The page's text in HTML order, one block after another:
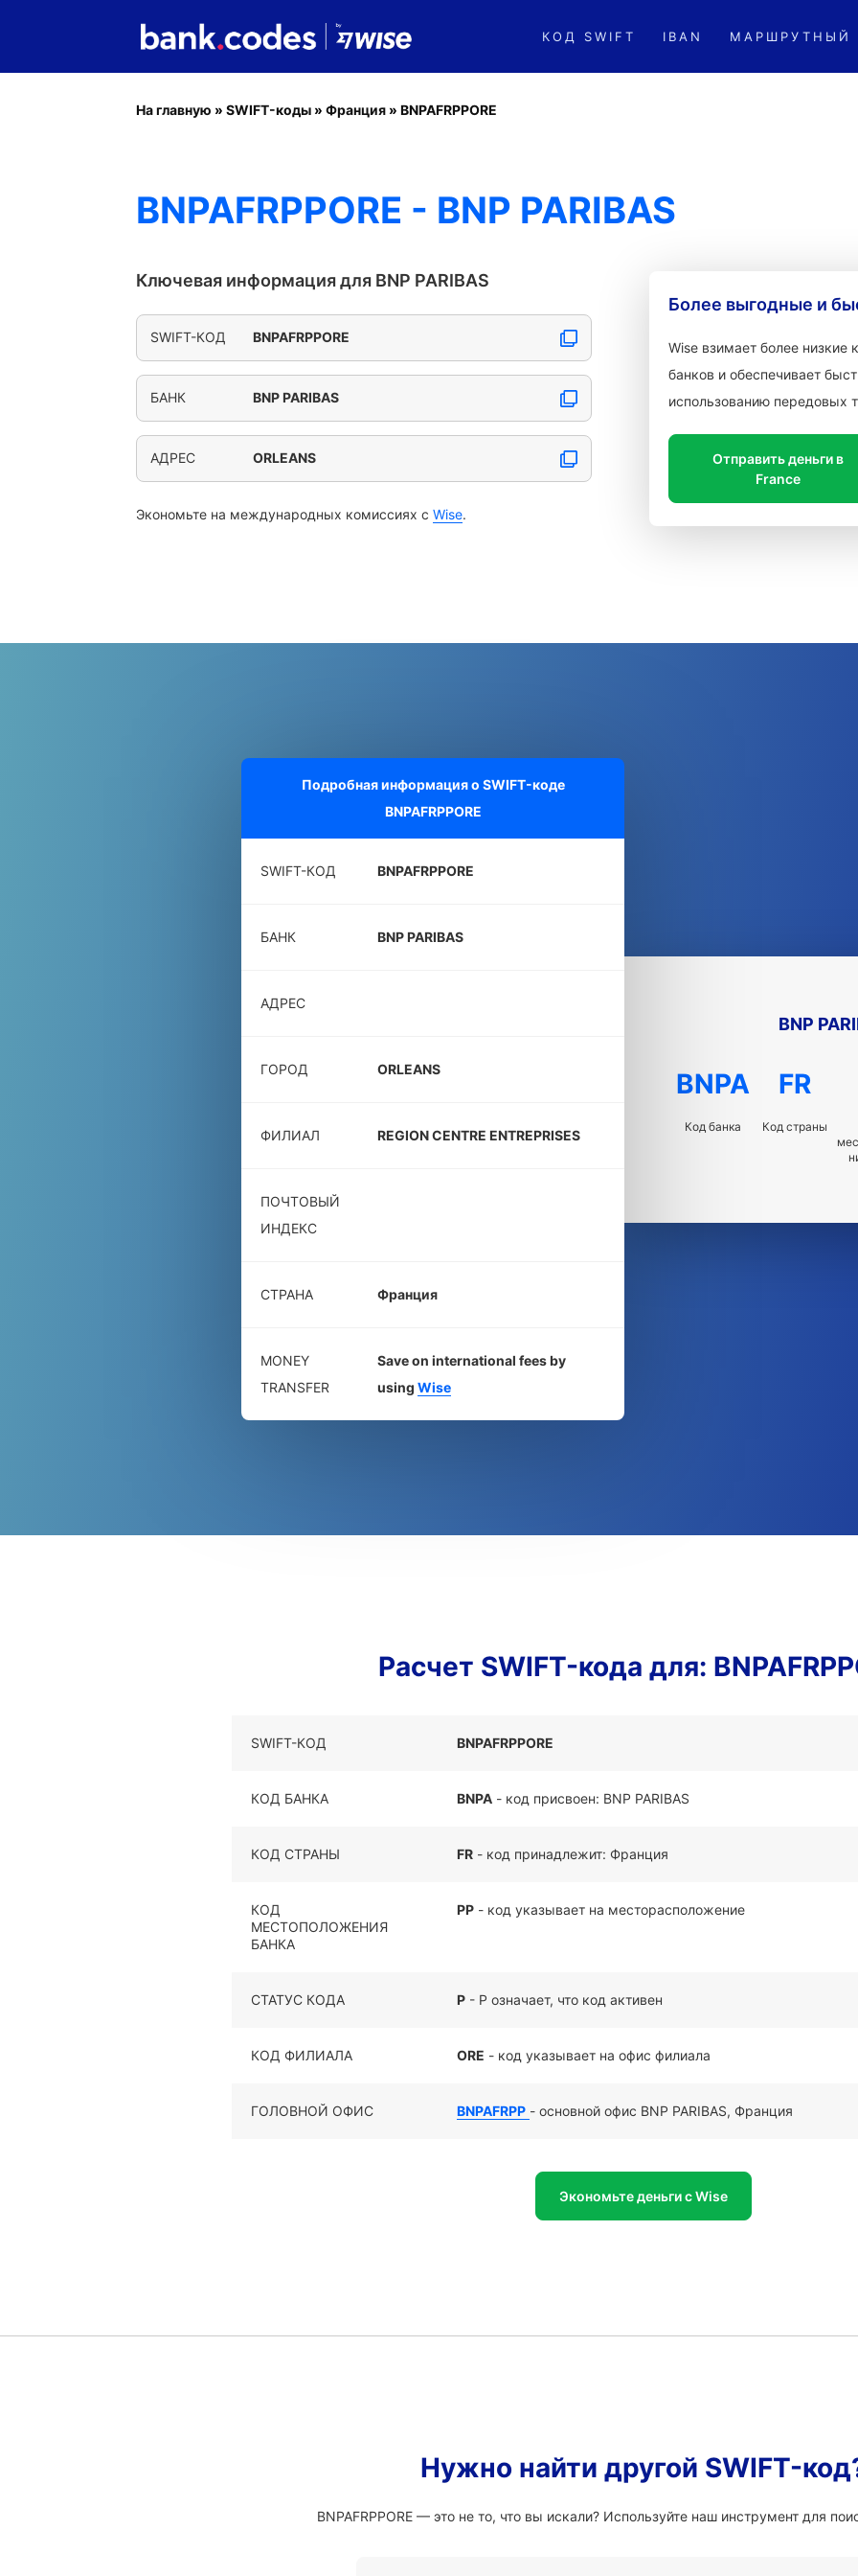
КОД SWIFT IBAN МАРШРУТНЫЙ
На главную » SWIFT-коды » Франция » BNPAFRPPORE
BNPAFRPPORE - BNP PARIBAS
Ключевая информация для BNP PARIBAS
SWIFT-КОД BNPAFRPPORE
БАНК BNP PARIBAS
АДРЕС ORLEANS
Экономьте на международных комиссиях с Wise.
Более выгодные и
Wise взимает более
банков и обеспечивает
использованию передовых
Отправить деньги в
France
Подробная информация о SWIFT-коде
BNPAFRPPORE
SWIFT-КОД BNPAFRPPORE
БАНК BNP PARIBAS
АДРЕС
ГОРОД ORLEANS
ФИЛИАЛ REGION CENTRE ENTREPRISES
ПОЧТОВЫЙ
ИНДЕКС
СТРАНА Франция
MONEY
TRANSFER
Save on international fees by
using Wise
BNP
BNPA
Код банка
FR
Код страны
Расчет SWIFT-кода для:
SWIFT-КОД BNPAFRPPORE
КОД БАНКА BNPA - код присвоен: BNP PARIBAS
КОД СТРАНЫ FR - код принадлежит: Франция
КОД
МЕСТОПОЛОЖЕНИЯ
БАНКА
PP - код указывает на месторасположение
СТАТУС КОДА P - P означает, что код активен
КОД ФИЛИАЛА ORE - код указывает на офис филиала
ГОЛОВНОЙ ОФИС BNPAFRPP - основной офис BNP PARIBAS, Франция
Экономьте деньги с Wise
Нужно найти другой SWIFT-
BNPAFRPPORE — это не то, что вы искали? Используйте наш инструмент для